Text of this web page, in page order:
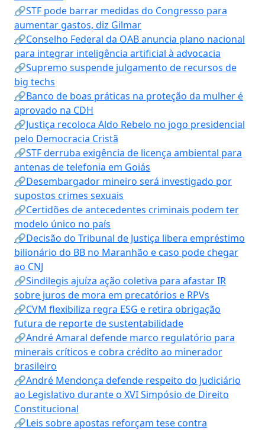
🔗STF pode barrar medidas do Congresso para
aumentar gastos, diz Gilmar
🔗Conselho Federal da OAB anuncia plano nacional
para integrar inteligência artificial à advocacia
🔗Supremo suspende julgamento de recursos de
big techs
🔗Banco de boas práticas na proteção da mulher é
aprovado na CDH
🔗Justiça recoloca Aldo Rebelo no jogo presidencial
pelo Democracia Cristã
🔗STF derruba exigência de licença ambiental para
antenas de telefonia em Goiás
🔗Desembargador mineiro será investigado por
supostos crimes sexuais
🔗Certidões de antecedentes criminais podem ter
modelo único no país
🔗Decisão do Tribunal de Justiça libera empréstimo
bilionário do BB no Maranhão e caso pode chegar
ao CNJ
🔗Sindilegis ajuíza ação coletiva para afastar IR
sobre juros de mora em precatórios e RPVs
🔗CVM flexibiliza regra ESG e retira obrigação
futura de reporte de sustentabilidade
🔗André Amaral defende marco regulatório para
minerais críticos e cobra crédito ao minerador
brasileiro
🔗André Mendonça defende respeito do Judiciário
ao Legislativo durante o XVI Simpósio de Direito
Constitucional
🔗Leis sobre apostas reforçam tese contra